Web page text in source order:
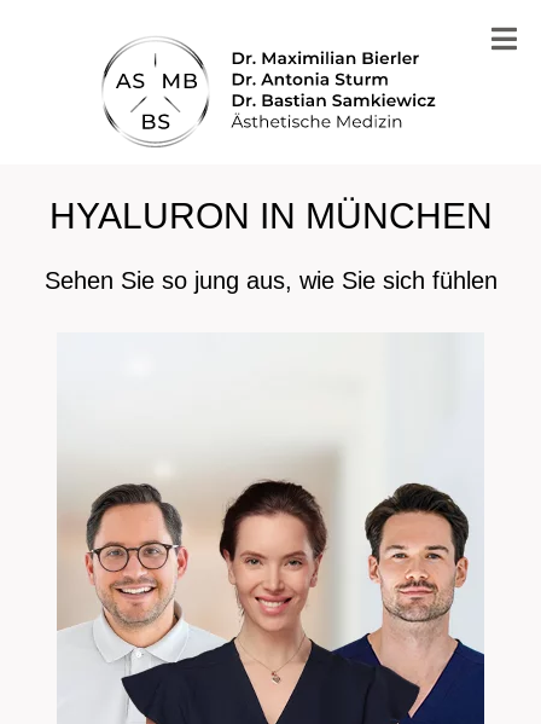
HYALURON IN MÜNCHEN
Sehen Sie so jung aus, wie Sie sich fühlen